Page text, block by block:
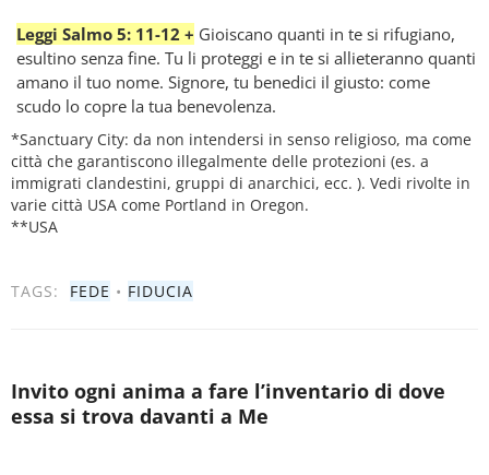
Leggi Salmo 5: 11-12 + Gioiscano quanti in te si rifugiano,
esultino senza fine. Tu li proteggi e in te si allieteranno quanti
amano il tuo nome. Signore, tu benedici il giusto: come
scudo lo copre la tua benevolenza.
*Sanctuary City: da non intendersi in senso religioso, ma come
città che garantiscono illegalmente delle protezioni (es. a
immigrati clandestini, gruppi di anarchici, ecc. ). Vedi rivolte in
varie città USA come Portland in Oregon.
**USA
TAGS: FEDE • FIDUCIA
Invito ogni anima a fare l’inventario di dove
essa si trova davanti a Me